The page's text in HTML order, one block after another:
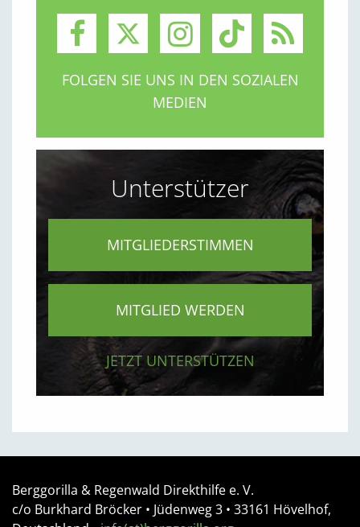
FOLGEN SIE UNS IN DEN SOZIALEN
MEDIEN
Unterstützer
MITGLIEDERSTIMMEN
MITGLIED WERDEN
JETZT UNTERSTÜTZEN
Berggorilla & Regenwald Direkthilfe e. V.
c/o Burkhard Bröcker • Jüdenweg 3 • 33161 Hövelhof,